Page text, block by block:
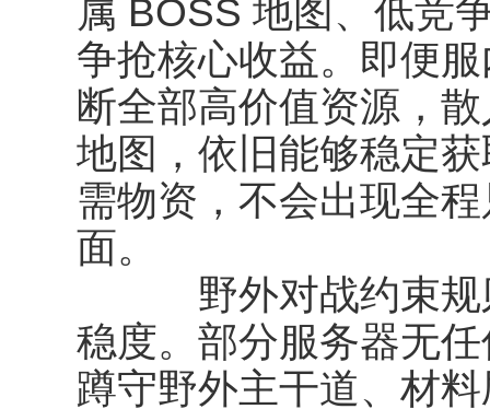
属 BOSS 地图、低竞
争抢核心收益。即便
断全部高价值资源，
地图，依旧能够稳定
需物资，不会出现全
面。
野外对战约束规则
稳度。部分服务器无
蹲守野外主干道、材